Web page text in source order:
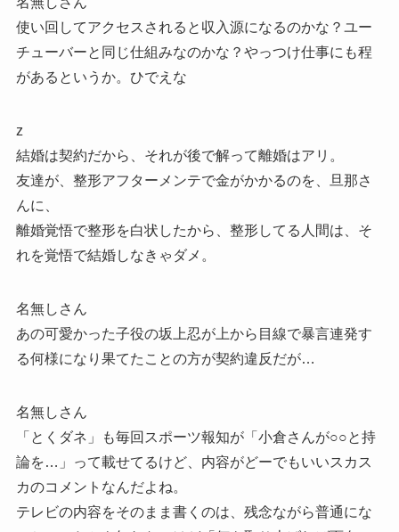
使い回してアクセスされると収入源になるのかな？ユー
チューバーと同じ仕組みなのかな？やっつけ仕事にも程
があるというか。ひでえな
z
結婚は契約だから、それが後で解って離婚はアリ。
友達が、整形アフターメンテで金がかかるのを、旦那さ
んに、
離婚覚悟で整形を白状したから、整形してる人間は、そ
れを覚悟で結婚しなきゃダメ。
名無しさん
あの可愛かった子役の坂上忍が上から目線で暴言連発す
る何様になり果てたことの方が契約違反だが…
名無しさん
「とくダネ」も毎回スポーツ報知が「小倉さんが○○と持
論を…」って載せてるけど、内容がどーでもいいスカス
カのコメントなんだよね。
テレビの内容をそのまま書くのは、残念ながら普通にな